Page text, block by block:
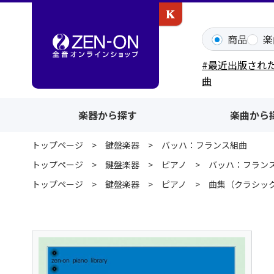
商品
#最近出版され
曲
楽器から探す 楽曲から
トップページ 鍵盤楽器
バッハ：フランス組曲
トップページ
鍵盤楽器 ピアノ
バッハ：フラン
トップページ
鍵盤楽器 ピアノ 曲集（クラシッ